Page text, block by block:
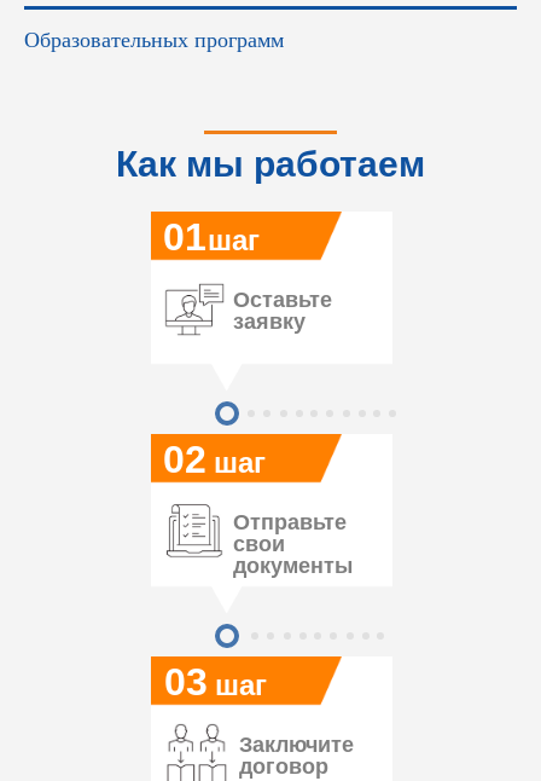
Образовательных программ
Как мы работаем
03
02
01
Оставьте
заявку
шаг
шаг
шаг
Отправьте
свои
документы
Заключите
договор